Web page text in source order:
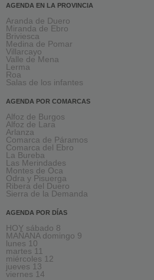
AGENDA EN LA PROVINCIA
Aranda de Duero
Miranda de Ebro
Briviesca
Medina de Pomar
Villarcayo
Valle de Mena
Lerma
Roa
Salas de los infantes
AGENDA POR COMARCAS
Alfoz de Burgos
Alfoz de Lara
Arlanza
Comarca de Páramos
Comarca del Ebro
La Bureba
Las Merindades
Montes de Oca
Odra y Pisuerga
Ribera del Duero
Sierra de la Demanda
AGENDA POR DÍAS
HOY sábado 8
MAÑANA domingo 9
lunes 10
martes 11
miércoles 12
jueves 13
viernes 14